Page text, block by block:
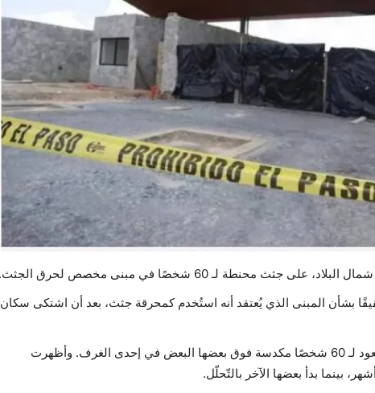
محنطة لـ 60 شخصًا في مبنى مخصص لحرق الجثث.
بشأن المبنى الذي يُعتقد أنه استُخدم كمحرقة جثث، بعد أن اشتكى سكان
وخلال مداهمة المبنى، عُثر على جثث محنطة تعود لـ 60 شخصًا مكدسة فوق بعضها البعض في إحدى الغرف. وأظهرت
بينما بدأ بعضها الآخر بالتّحلّل.